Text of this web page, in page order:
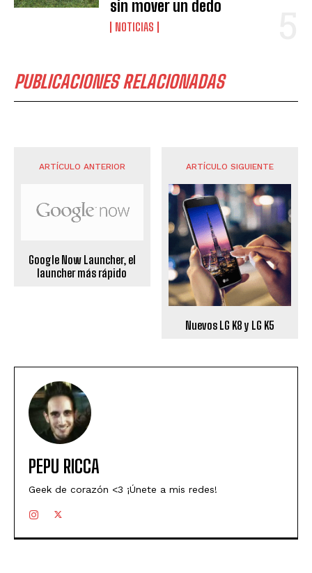
sin mover un dedo
NOTICIAS
PUBLICACIONES RELACIONADAS
ARTÍCULO ANTERIOR
Google Now Launcher, el
launcher más rápido
ARTÍCULO SIGUIENTE
Nuevos LG K8 y LG K5
PEPU RICCA
Geek de corazón <3 ¡Únete a mis redes!